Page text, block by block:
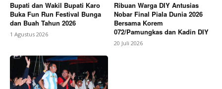
Bupati dan Wakil Bupati Karo
Buka Fun Run Festival Bunga
dan Buah Tahun 2026
1 Agustus 2026
Ribuan Warga DIY Antusias
Nobar Final Piala Dunia 2026
Bersama Korem
072/Pamungkas dan Kadin DIY
20 Juli 2026